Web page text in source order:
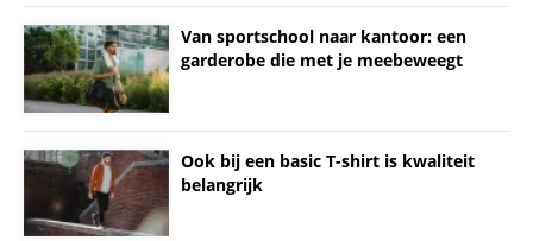
Van sportschool naar kantoor: een
garderobe die met je meebeweegt
Ook bij een basic T-shirt is kwaliteit
belangrijk